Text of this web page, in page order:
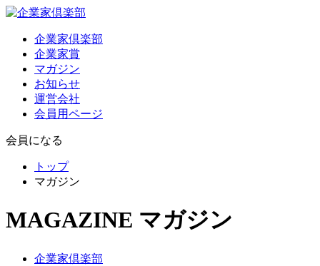
企業家倶楽部
企業家賞
マガジン
お知らせ
運営会社
会員用ページ
会員になる
トップ
マガジン
MAGAZINE マガジン
企業家倶楽部